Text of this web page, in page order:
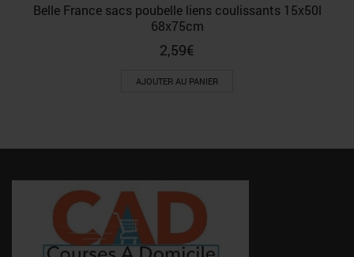
Belle France sacs poubelle liens coulissants 15x50l
68x75cm
2,59€
AJOUTER AU PANIER